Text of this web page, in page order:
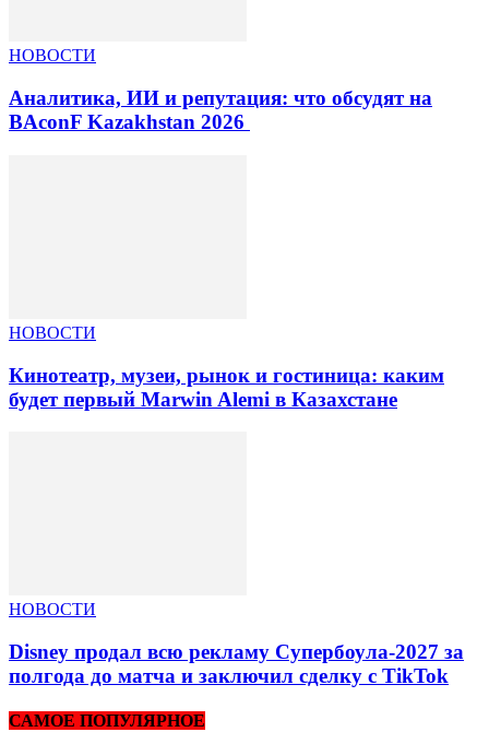
НОВОСТИ
Аналитика, ИИ и репутация: что обсудят на
BAconF Kazakhstan 2026
НОВОСТИ
Кинотеатр, музеи, рынок и гостиница: каким
будет первый Marwin Alemi в Казахстане
НОВОСТИ
Disney продал всю рекламу Супербоула-2027 за
полгода до матча и заключил сделку с TikTok
САМОЕ ПОПУЛЯРНОЕ